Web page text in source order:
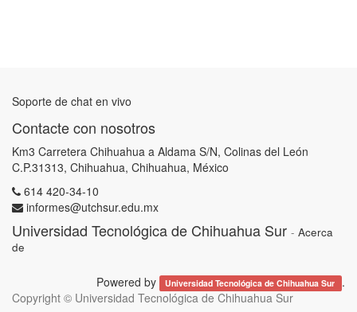
Soporte de chat en vivo
Contacte con nosotros
Km3 Carretera Chihuahua a Aldama S/N, Colinas del León
C.P.31313, Chihuahua, Chihuahua, México
614 420-34-10
informes@utchsur.edu.mx
Universidad Tecnológica de Chihuahua Sur - Acerca
de
Powered by Universidad Tecnológica de Chihuahua Sur
.
Copyright © Universidad Tecnológica de Chihuahua Sur